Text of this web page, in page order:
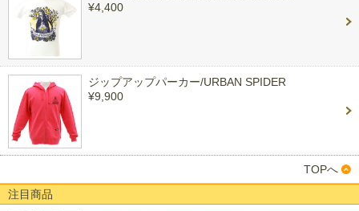
¥4,400
ジップアップパーカー/URBAN SPIDER
¥9,900
TOPへ
注目商品